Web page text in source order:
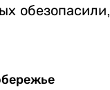
обезопасили,